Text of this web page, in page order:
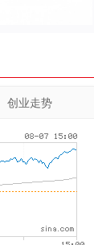
创业走势